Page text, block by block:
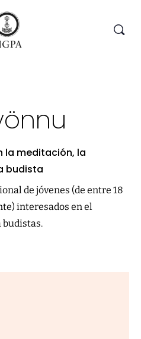
la meditación, la
budista
de jóvenes (de entre 18
interesados en el
budistas.